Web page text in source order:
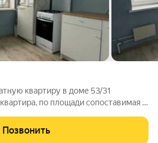
квартиру в доме 53/31
по площади сопоставимая с
Позвонить